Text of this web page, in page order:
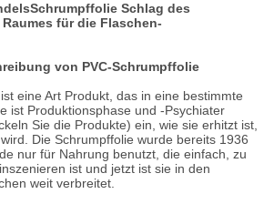
Schlag des
für die Flaschen-
von PVC-Schrumpffolie
eine Art Produkt, das in eine bestimmte
ist Produktionsphase und -Psychiater
Sie die Produkte) ein, wie sie erhitzt ist,
Die Schrumpffolie wurde bereits 1936
nur für Nahrung benutzt, die einfach, zu
ist und jetzt ist sie in den
weit verbreitet.